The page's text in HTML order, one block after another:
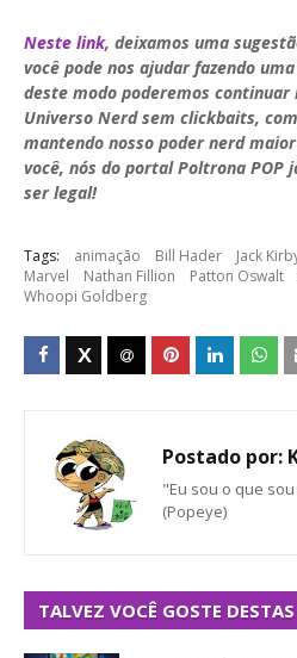
Neste link, deixamos uma
você pode nos ajudar fazendo
deste modo poderemos
Universo Nerd sem clickbaits,
mantendo nosso poder nerd
você, nós do portal Poltrona POP
ser legal!
Tags: animação Bill Hader Jack
Marvel
Nathan Fillion Patton Oswalt
Whoopi Goldberg
Postado por:
"Eu sou o que
(Popeye)
TALVEZ VOCÊ GOSTE